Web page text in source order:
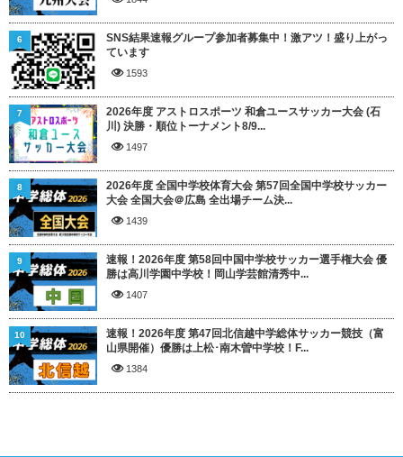
SNS結果速報グループ参加者募集中！激アツ！盛り上がっ
ています
1593
6
2026年度 アストロスポーツ 和倉ユースサッカー大会 (石
川) 決勝・順位トーナメント8/9...
1497
7
2026年度 全国中学校体育大会 第57回全国中学校サッカー
大会 全国大会＠広島 全出場チーム決...
1439
8
速報！2026年度 第58回中国中学校サッカー選手権大会 優
勝は高川学園中学校！岡山学芸館清秀中...
1407
9
速報！2026年度 第47回北信越中学総体サッカー競技（富
山県開催）優勝は上松･南木曽中学校！F...
1384
10